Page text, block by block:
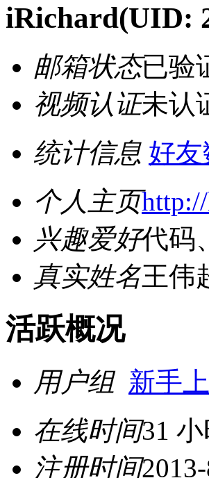
iRichard(UID:
邮箱状态已验
视频认证未认
统计信息 好友
个人主页
兴趣爱好代码
真实姓名王伟
活跃概况
用户组 新手
在线时间31
注册时间